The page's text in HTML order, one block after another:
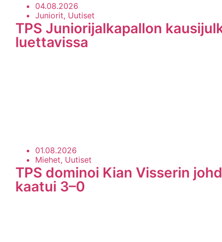
04.08.2026
Juniorit, Uutiset
TPS Juniorijalkapallon
luettavissa
01.08.2026
Miehet, Uutiset
TPS dominoi Kian Visserin
kaatui 3–0